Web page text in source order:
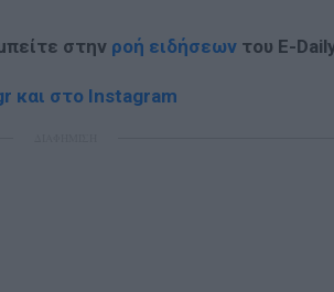
στην ροή ειδήσεων του E-
και στο Instagram